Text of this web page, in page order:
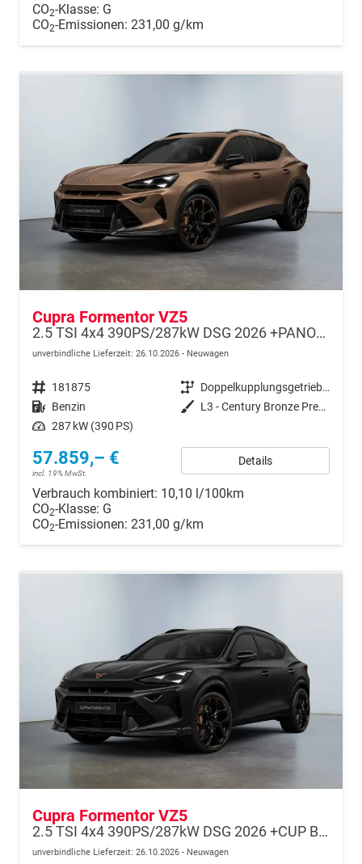
CO2-Klasse: G
CO2-Emissionen: 231,00 g/km
Cupra Formentor VZ5
2.5 TSI 4x4 390PS/287kW DSG 2026 +PANO+3 Jahre Garantie+360+MATRIX
unverbindliche Lieferzeit: 26.10.2026 Neuwagen
Fahrzeugnr. 181875 Getriebe
Doppelkupplungsgetriebe (DSG)
Kraftstoff Benzin Außenfarbe
L3 - Century Bronze Premium Matt-Lackierung
Leistung 287 kW (390 PS)
57.859,– €
incl. 19% MwSt.
Details
Verbrauch kombiniert: 10,10 l/100km
CO2-Klasse: G
CO2-Emissionen: 231,00 g/km
Cupra Formentor VZ5
2.5 TSI 4x4 390PS/287kW DSG 2026 +CUP BUCKET+PANO+3J.Garantie+360+MATRIX
unverbindliche Lieferzeit: 26.10.2026 Neuwagen